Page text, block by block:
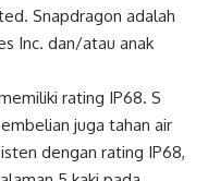
Snapdragon adalah
Inc. dan/atau anak
rating IP68. S
juga tahan air
dengan rating IP68,